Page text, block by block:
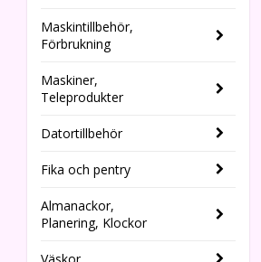
Maskintillbehör,
Förbrukning
Maskiner,
Teleprodukter
Datortillbehör
Fika och pentry
Almanackor,
Planering, Klockor